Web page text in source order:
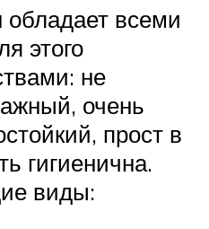
обладает всеми
этого
не
очень
прост в
гигиенична.
виды: